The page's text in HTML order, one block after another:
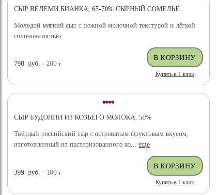
ХИТ ПРОДАЖ
СЫР ВЕЛЕМИ БИАНКА, 65-70% СЫРНЫЙ СОМЕЛЬЕ
Молодой мягкий сыр с нежной молочной текстурой и лёгкой
солоноватостью.
798 руб. - 200г
Купить в 1 клик
СЫР БУДОННИ ИЗ КОЗЬЕГО МОЛОКА, 50%
Твёрдый российский сыр с островатым фруктовым вкусом,
изготовленный из пастеризованного ко...еще
399 руб. - 100г
Купить в 1 клик